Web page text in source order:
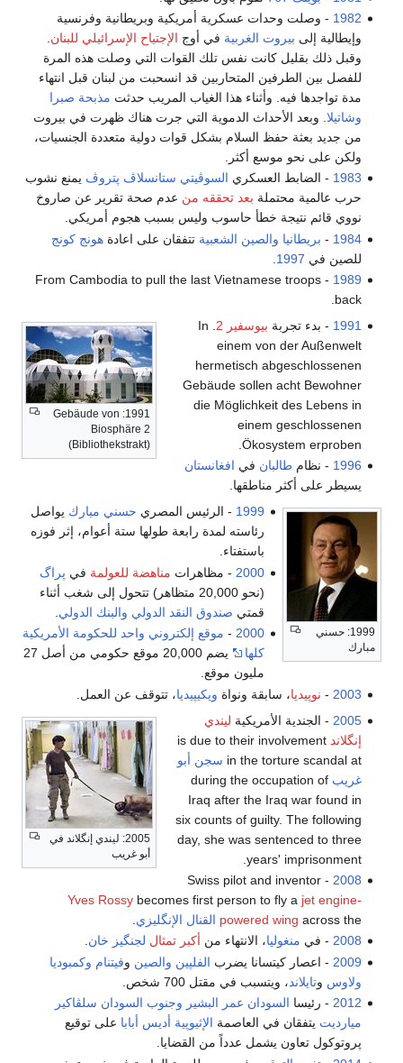
1982 - وصلت وحدات عسكرية أمريكية وبريطانية وفرنسية
وإيطالية إلى بيروت الغربية في أوج الإجتياح الإسرائيلي للبنان
وقبل ذلك بقليل كانت نفس تلك القوات التي وصلت هذه المرة
للفصل بين الطرفين المتحاربين قد انسحبت من لبنان قبل انتهاء
مدة تواجدها فيه. وأثناء هذا الغياب المريب حدثت مذبحة صبرا
وشاتيلا . وبعد الأحداث الدموية التي جرت هناك ظهرت في بيروت
من جديد بعثة حفظ السلام بشكل قوات دولية متعددة الجنسيات،
ولكن على نحو موسع أكثر.
1983 - الضابط العسكري السوڤيتي ستانسلاڤ پتروڤ يمنع نشوب
حرب عالمية محتملة بعد تحققه من عدم صحة تقرير عن صاروخ
نووي قائم نتيجة خطأ حاسوب وليس بسبب هجوم أمريكي.
1984
- بريطانيا والصين الشعبية تتفقان على اعادةهونج كونج
للصين في 1997
1989
- From Cambodia to pull the last Vietnamese troops
back.
1991: Gebäude von
Biosphäre 2
(Bibliothekstrakt)
1991 - بدء تجربة بيوسفير 2
. In
einem von der Außenwelt
hermetisch abgeschlossenen
Gebäude sollen acht Bewohner
die Möglichkeit des Lebens in
einem geschlossenen
Ökosystem erproben.
1996 - نظامطالبان في افغانستان
يسيطر على أكثر مناطقها.
1999: حسني
مبارك
1999 - الرئيس المصري حسني مبارك يواصل
رئاسته لمدة رابعة طولها ستة أعوام، إثر فوزه
باستفتاء.
2000 - مظاهرات مناهضة للعولمة في پراگ
(نحو 20,000 متظاهر) تتحول إلى شغب أثناء
قمتي صندوق النقد الدولي والبنك الدولي
2000
- موقع إلكتروني واحد للحكومة الأمريكية
كلها
يضم 20,000 موقع حكومي من أصل 27
مليون موقع.
2003
- نوپيديا، سابقة ونواة ويكيپيديا، تتوقف عن العمل.
2005: ليندي إنگلاند في
أبو غريب
2005 - الجندية الأمريكية ليندي
إنگلاند is due to their involvement
in the torture scandal at سجن أبو
غريب during the occupation of
Iraq after the Iraq war found in
six counts of guilty. The following
day, she was sentenced to three
years' imprisonment.
2008
- Swiss pilot and inventor
Yves Rossybecomes first person to fly a jet engine-
powered wing across the القنال الإنگليزي
2008 - في منغوليا، الانتهاء من أكبر تمثال لجنگيز خان.
2009 - اعصار كيتسانا يضرب الفلپين والصين وفيتنام وكمبوديا
ولاوس وتايلاند، ويتسبب في مقتل 700 شخص.
2012 - رئيسا السودان عمر البشير وجنوب السودان سلڤاكير
ميارديت يتفقان في العاصمة الإثيوپية أديس أبابا على توقيع
پروتوكول تعاون يشمل عدداً من القضايا.